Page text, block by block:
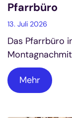
Pfarrbüro
13. Juli 2026
Das Pfarrbüro
Mehr